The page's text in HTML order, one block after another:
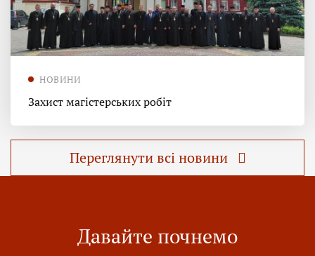
НОВИНИ
Захист магістерських робіт
Переглянути всі новини
Давайте почнемо